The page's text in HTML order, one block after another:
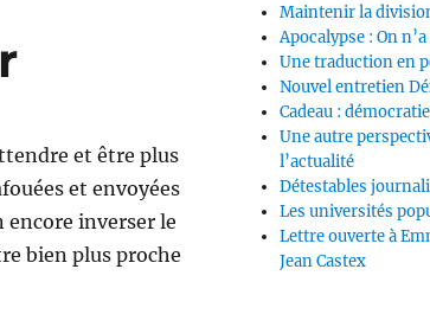
et être plus
et envoyées
encore inverser le
bien plus proche
: On n’a rien vu venir »
Maintenir la
Apocalypse : On
Une traduction en
Nouvel entretien
Cadeau :
Une autre
l’actualité
Détestables
Les universités
Lettre ouverte à
Jean Castex